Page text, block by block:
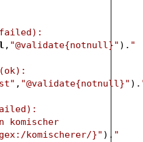
, "@validate{notnull}" ). "
, "@validate{notnull}" ).
komischer
komischerer/}" ). "